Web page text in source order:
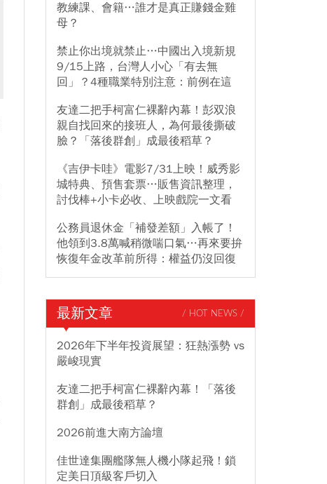
教練課、會籍…誰才是真正賺錢金雞
母？
禁止你出境就禁止…中國出入境新規
9/15上路，台灣人小心「有去無
回」？4種職業特別注意：前例在這
友達二把手柯富仁裸辭內幕！彭双浪
親自找回來的接班人，為何最後撕破
臉？「落後群創」成最後稻草？
《吉伊卡哇》電影7/31上映！威秀影
城特典、預售套票…販售資訊整理，
討伐棒+小卡必收、上映戲院一文看
公務員退休金「補發差額」入帳了！
他領到3.8萬喊稍微喘口氣…再來要拚
恢復年金改革前所得：權益仍沒回復
最新文章 / HOT NEWS /
2026年下半年投資展望：狂熱漲勢 vs
嚴峻現實
友達二把手柯富仁裸辭內幕！「落後
群創」成最後稻草？
2026前進大南方論壇
佳世達集團艦隊無人機小隊起飛！鎖
定美日頂級客戶切入